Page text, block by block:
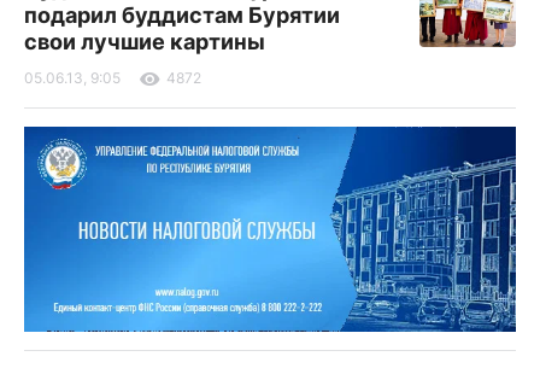
подарил буддистам Бурятии
свои лучшие картины
05.06.13, 9:05 4872